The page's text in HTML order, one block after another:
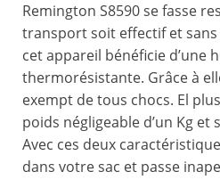
Remington S8590 se fasse
transport soit effectif et
cet appareil bénéficie d’une
thermorésistante. Grâce à
exempt de tous chocs. El
poids négligeable d’un Kg et
Avec ces deux
dans votre sac et passe